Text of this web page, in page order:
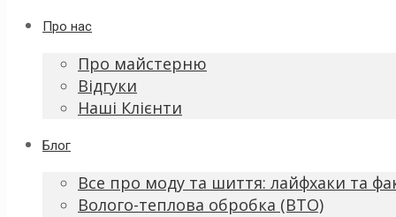
Про нас
Про майстерню
Відгуки
Наші Клієнти
Блог
Все про моду та шиття: лайфхаки та
Волого-теплова обробка (ВТО)